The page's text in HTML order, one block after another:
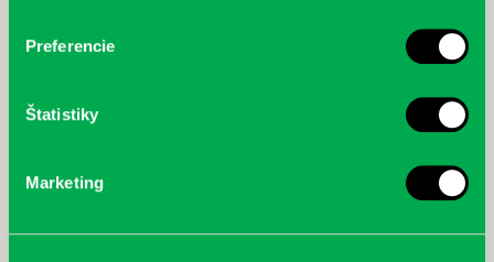
Preferencie
Štatistiky
Marketing